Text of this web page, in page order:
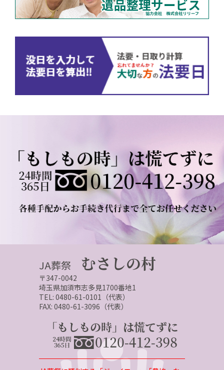
JA葬祭 むさしの村
〒347-0042
埼玉県加須市志多見1700番地1
TEL: 0480-61-0101（代表）
FAX: 0480-61-3096（代表）